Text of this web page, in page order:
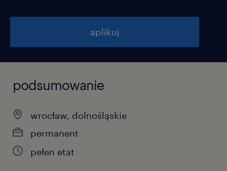
aplikuj
podsumowanie
wrocław, dolnośląskie
permanent
pełen etat